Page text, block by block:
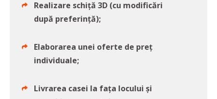
Realizare schiță 3D (cu modificări
după preferință);
Elaborarea unei oferte de preț
individuale;
Livrarea casei la fața locului și